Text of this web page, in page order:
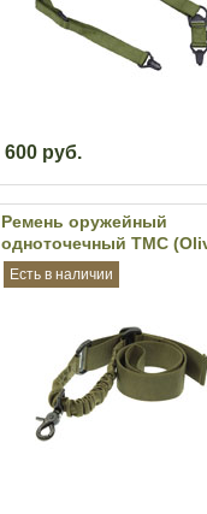
600 руб.
Есть в наличии
Ремень оружейный
одноточечный TMC